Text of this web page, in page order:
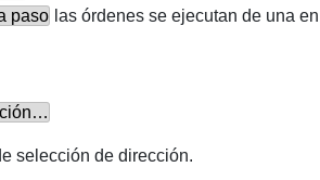
paso las órdenes se ejecutan de una
selección de dirección.